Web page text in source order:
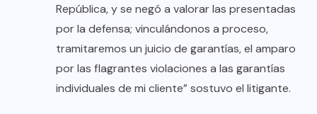
República, y se negó a valorar las presentadas
por la defensa; vinculándonos a proceso,
tramitaremos un juicio de garantías, el amparo
por las flagrantes violaciones a las garantías
individuales de mi cliente” sostuvo el litigante.